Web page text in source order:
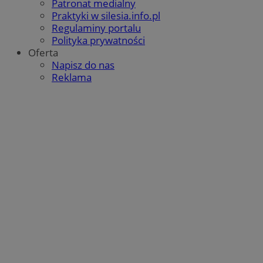
Patronat medialny
Praktyki w silesia.info.pl
Regulaminy portalu
Polityka prywatności
Oferta
Napisz do nas
Reklama
QeSessID orzesze.com.pl